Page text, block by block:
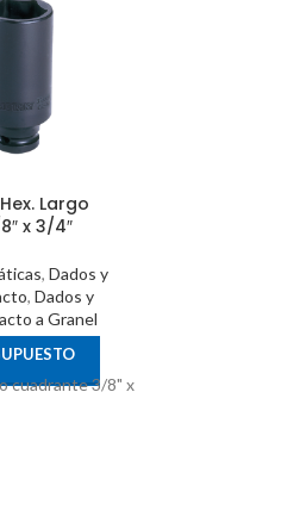
Largo
x 3/4″
,Dados y
, Dados y
a Granel
cuadrante 3/8" x